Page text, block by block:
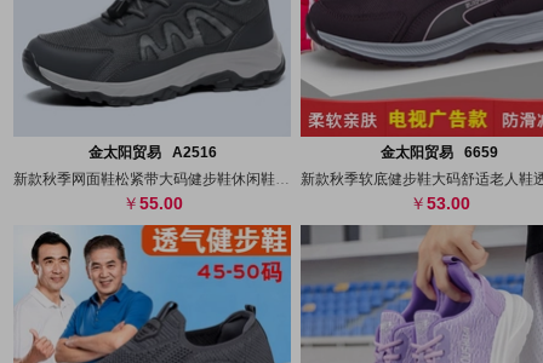
代发
金太阳贸易 A2516
新款秋季网面鞋松紧带大码健步鞋休闲鞋中老
55.00
代发
金太阳贸易 6659
53.00